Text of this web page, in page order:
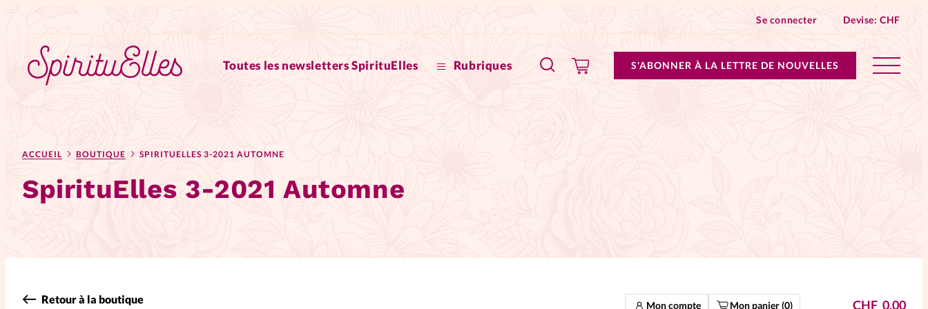
Toutes les newsletters SpirituElles Rubriques
Se connecter Devise:CHF
S'ABONNER À LA LETTRE DE NOUVELLES
Actus au féminin
Chroniques
Dossiers
Edito
Elles nous inspirent
ACCUEIL BOUTIQUE SPIRITUELLES 3-2021 AUTOMNE
SpirituElles 3-2021 Automne
Retour à la boutique Mon compte Mon panier (0) CHF 0.00